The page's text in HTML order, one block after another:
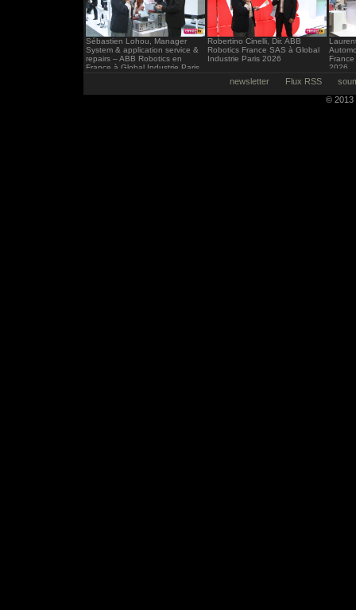
Sébastien Lohou, Manager
System & application service &
repairs – ABB Robotics en
France à Global Industrie Paris
Robertino Cinelli, Dir. ABB
Robotics France SAS à Global
Industrie Paris 2026
2026
newsletter Flux RSS
© 2013